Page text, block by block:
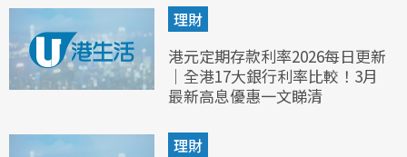
理財
港元定期存款利率2026每日更新
｜全港17大銀行利率比較！3月
最新高息優惠一文睇清
理財